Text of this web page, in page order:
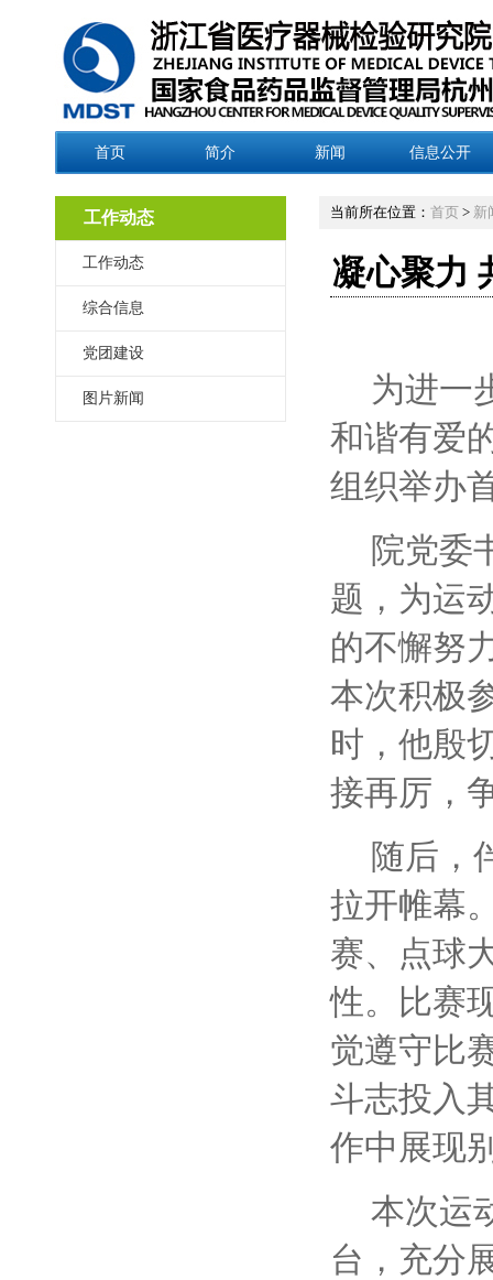
首页 简介 新闻 信息公开
工作动态
工作动态
综合信息
党团建设
图片新闻
当前所在位置： 首页 > 新
凝心聚力
为进一
和谐有爱
组织举办
院党委
题，为运
的不懈努
本次积极
时，他殷
接再厉，
随后，
拉开帷幕
赛、点球
性。比赛
觉遵守比
斗志投入
作中展现
本次运
台，充分